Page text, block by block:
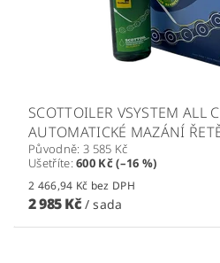
SCOTTOILER VSYSTEM ALL
AUTOMATICKÉ MAZÁNÍ
Původně: 3 585 Kč
Ušetříte:600 Kč (–16 %)
2 466,94 Kč bez DPH
2 985 Kč / sada